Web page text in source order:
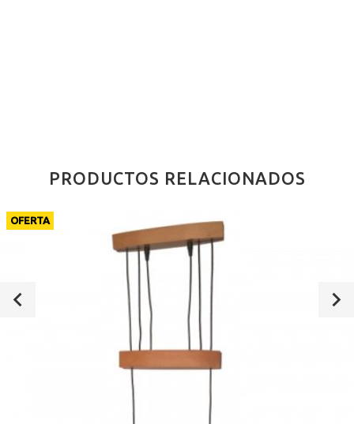
PRODUCTOS RELACIONADOS
OFERTA